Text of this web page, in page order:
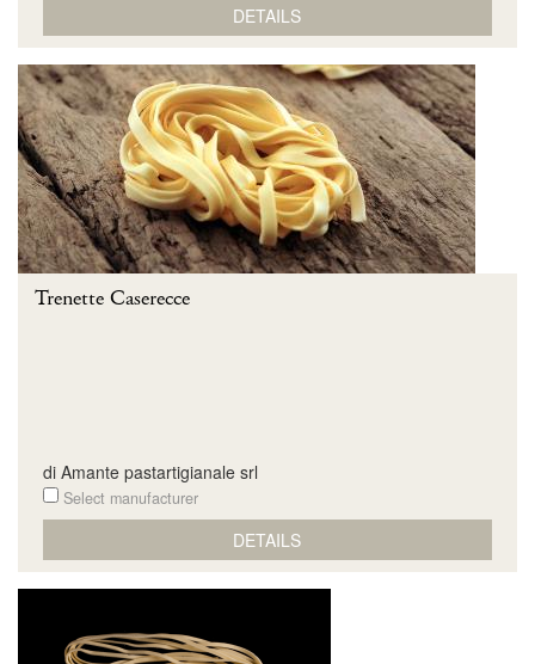
DETAILS
Trenette Caserecce
di Amante pastartigianale srl
Select manufacturer
DETAILS